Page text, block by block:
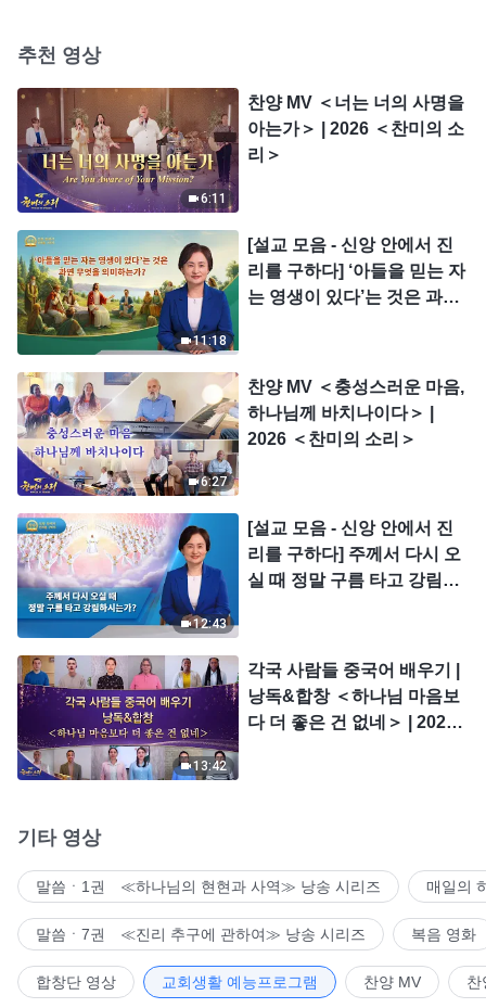
추천 영상
6:11
찬양 MV ＜너는 너의 사명을
아는가＞ | 2026 ＜찬미의 소
리＞
11:18
[설교 모음 - 신앙 안에서 진
리를 구하다] ‘아들을 믿는 자
는 영생이 있다’는 것은 과연
6:27
찬양 MV ＜충성스러운 마음,
하나님께 바치나이다＞ |
2026 ＜찬미의 소리＞
12:43
[설교 모음 - 신앙 안에서 진
리를 구하다] 주께서 다시 오
실 때 정말 구름 타고 강림하
13:42
각국 사람들 중국어 배우기 |
낭독&합창 ＜하나님 마음보
다 더 좋은 건 없네＞ | 2026
기타 영상
말씀ㆍ1권 ≪하나님의 현현과 사역≫ 낭송 시리즈 매일의
말씀ㆍ7권 ≪진리 추구에 관하여≫ 낭송 시리즈 복음 영화
합창단 영상 교회생활 예능프로그램 찬양 MV 찬